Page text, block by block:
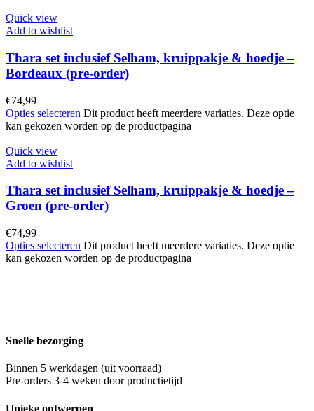
Quick view
Add to wishlist
Thara set inclusief Selham, kruippakje & hoedje –
Bordeaux (pre-order)
€74,99
Opties selecteren Dit product heeft meerdere variaties. Deze optie
kan gekozen worden op de productpagina
Quick view
Add to wishlist
Thara set inclusief Selham, kruippakje & hoedje –
Groen (pre-order)
€74,99
Opties selecteren Dit product heeft meerdere variaties. Deze optie
kan gekozen worden op de productpagina
Snelle bezorging
Binnen 5 werkdagen (uit voorraad)
Pre-orders 3-4 weken door productietijd
Unieke ontwerpen